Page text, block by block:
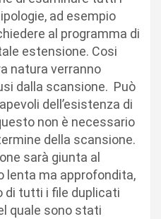
ad esempio
al programma di
estensione. Cosi
natura verranno
dalla scansione. Può
dell’esistenza di
non è necessario
della scansione.
sarà giunta al
lenta ma approfondita,
di tutti i file duplicati
quale sono stati